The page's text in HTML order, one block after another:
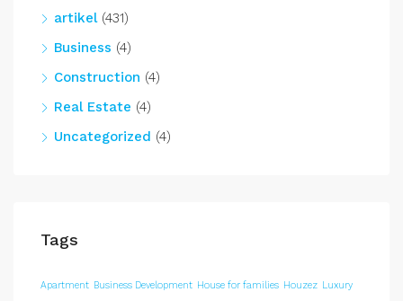
artikel(431)
Business (4)
Construction (4)
Real Estate (4)
Uncategorized (4)
Tags
Apartment Business Development House for families Houzez Luxury